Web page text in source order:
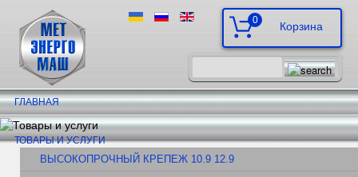
0
ГЛАВНАЯ
ТОВАРЫ И УСЛУГИ
ВЫСОКОПРОЧНЫЙ КРЕПЕЖ 10.9 12.9